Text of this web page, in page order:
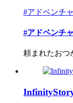
#アドベンチ
#アドベンチ
頼まれたおつ